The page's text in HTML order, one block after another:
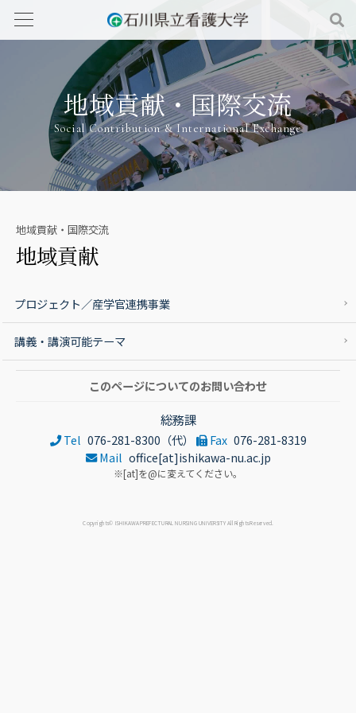
地域貢献・国際交流
Social Contribution & International Exchange
地域貢献・国際交流
地域貢献
プロジェクト／産学官連携事業
講義・講演可能テーマ
このページについてのお問い合わせ
総務課
Tel 076-281-8300（代） Fax 076-281-8319
Mail office[at]ishikawa-nu.ac.jp
※[at]を@に変えてください。
Copyrights© ISHIKAWA PREFECTURAL NURSING UNIVERSITY All Rights Reserved.